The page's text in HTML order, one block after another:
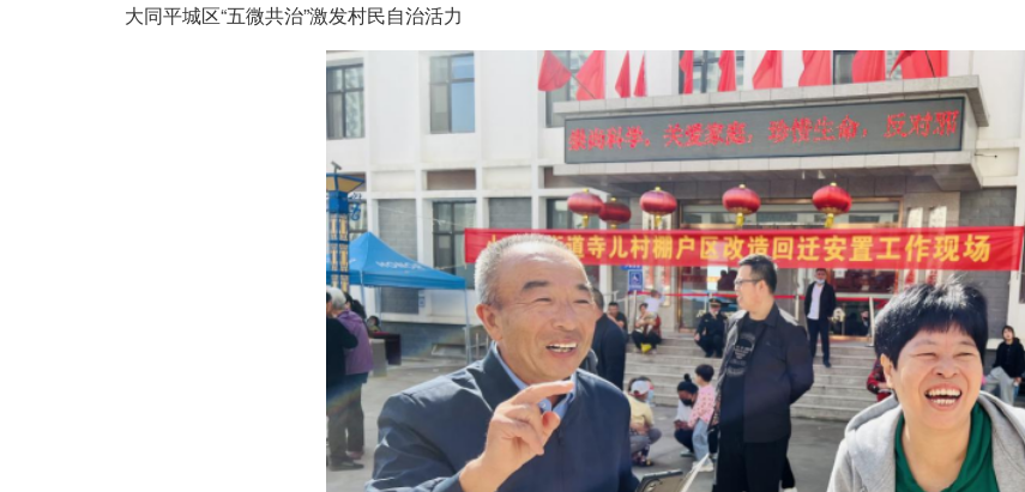
大同平城区“五微共治”激发村民自治活力